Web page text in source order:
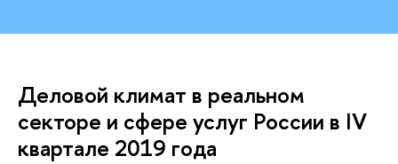
Деловой климат в реальном
секторе и сфере услуг России в IV
квартале 2019 года